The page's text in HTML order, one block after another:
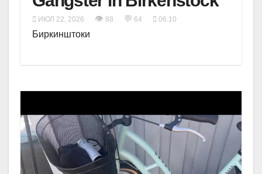
ИЮЛ 22, 2026 👁 88 💬 64 06:10
Биркинштоки